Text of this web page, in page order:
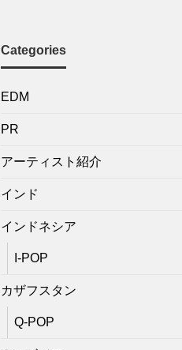
Categories
EDM
PR
アーティスト紹介
インド
インドネシア
I-POP
カザフスタン
Q-POP